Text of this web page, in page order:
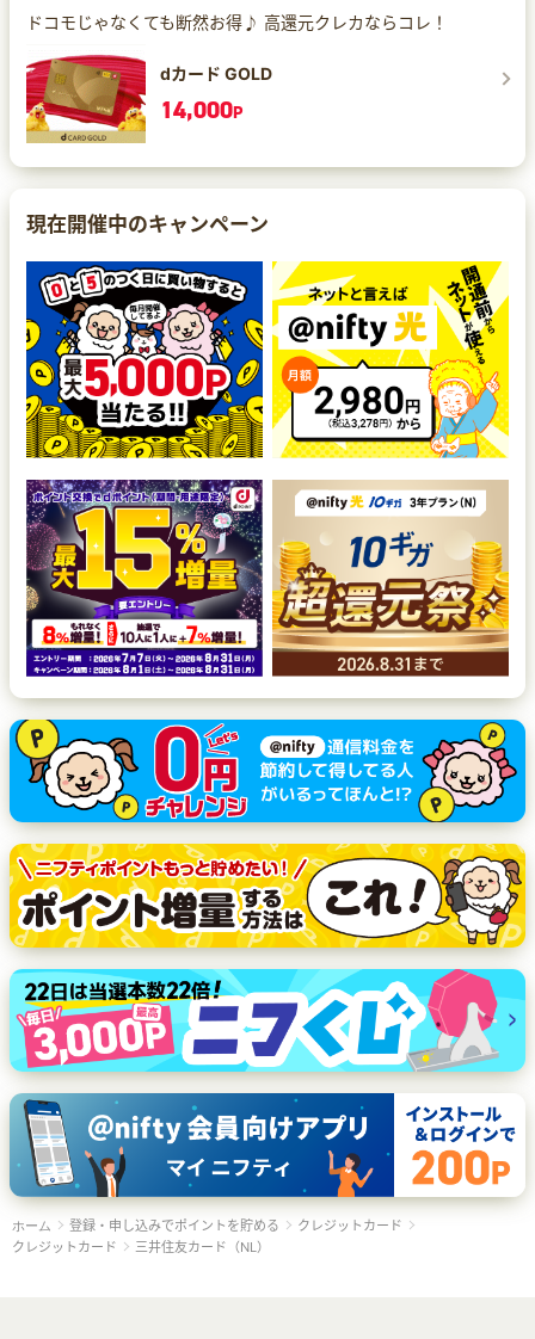
ドコモじゃなくても断然お得♪ 高還元クレカならコレ！
dカード GOLD
14,000P
現在開催中のキャンペーン
ホーム 登録・申し込みでポイントを貯める
クレジットカード
クレジットカード
三井住友カード（NL）